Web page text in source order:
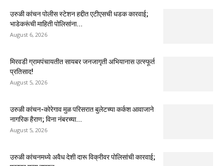
उरुळी कांचन पोलीस स्टेशन हद्दीत एटीएसची धडक कारवाई;
भाडेकरूंची माहिती पोलिसांना...
August 6, 2026
मिरवडी ग्रामपंचायतीत सायबर जनजागृती अभियानास उत्स्फूर्त
प्रतिसाद!
August 5, 2026
उरुळी कांचन-कोरेगाव मुळ परिसरात बुलेटच्या कर्कश आवाजाने
नागरिक हैराण; विना नंबरच्या...
August 5, 2026
उरुळी कांचनमध्ये अवैध देशी दारू विक्रीवर पोलिसांची कारवाई;